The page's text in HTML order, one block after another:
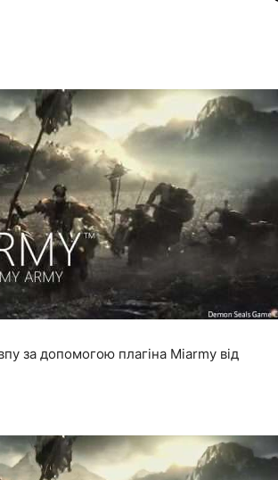
за допомогою плагіна Miarmy від